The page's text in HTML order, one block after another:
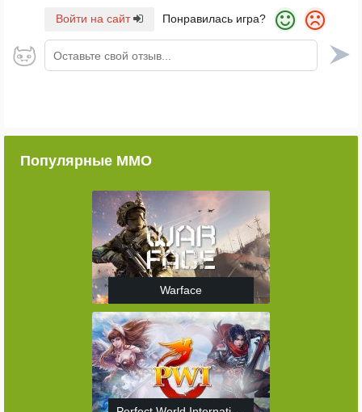
Войти на сайт Понравилась игра?
Оставьте свой отзыв...
Популярные ММО
Warface